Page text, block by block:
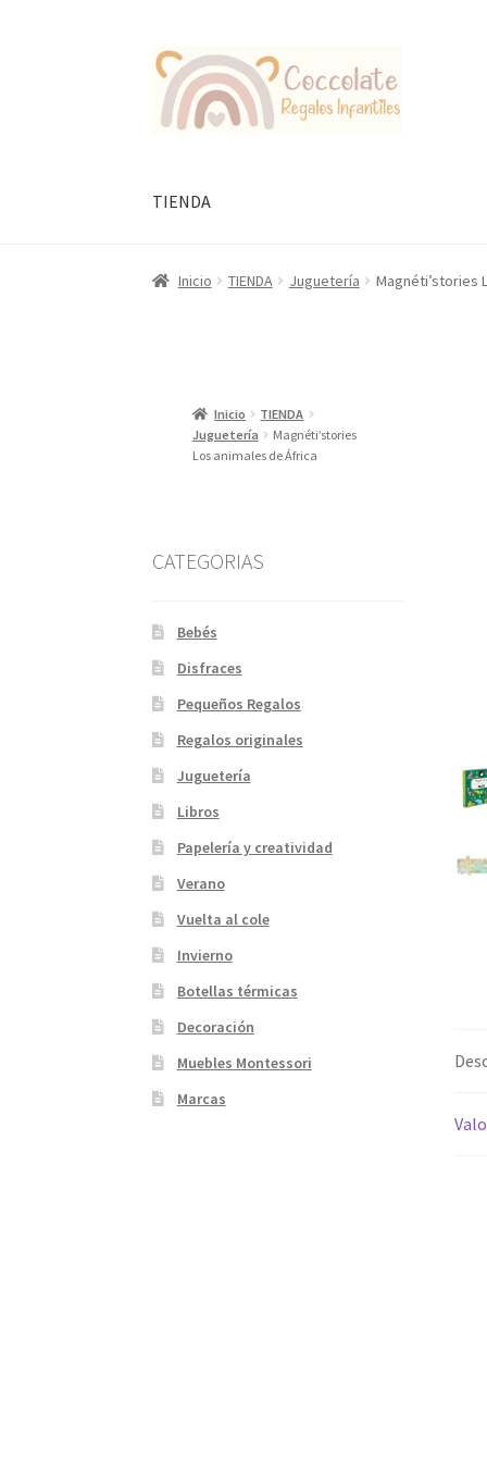
Ir
la
Ir
al
contenido
TIENDA
Inicio TIENDA Juguetería Magnéti’stories
Inicio
TIENDA
Juguetería
Magnéti’stories
Los animales de África
CATEGORIAS
Bebés
Disfraces
Pequeños Regalos
Regalos originales
Juguetería
Libros
Papelería y creatividad
Verano
Vuelta al cole
Invierno
Botellas térmicas
Decoración
Muebles Montessori
Marcas